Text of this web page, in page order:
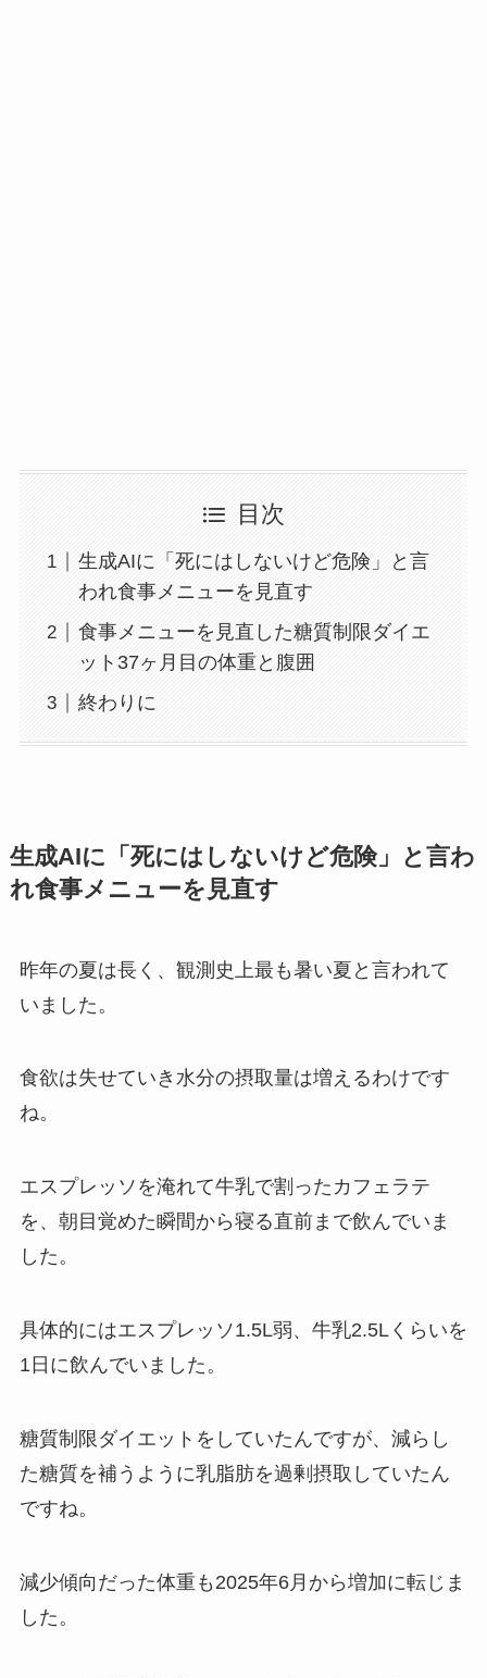
目次
生成AIに「死にはしないけど危険」と言
われ食事メニューを見直す
食事メニューを見直した糖質制限ダイエ
ット37ヶ月目の体重と腹囲
終わりに
生成AIに「死にはしないけど危険」と言わ
れ食事メニューを見直す
昨年の夏は長く、観測史上最も暑い夏と言われて
いました。
食欲は失せていき水分の摂取量は増えるわけです
ね。
エスプレッソを淹れて牛乳で割ったカフェラテ
を、朝目覚めた瞬間から寝る直前まで飲んでいま
した。
具体的にはエスプレッソ1.5L弱、牛乳2.5Lくらいを
1日に飲んでいました。
糖質制限ダイエットをしていたんですが、減らし
た糖質を補うように乳脂肪を過剰摂取していたん
ですね。
減少傾向だった体重も2025年6月から増加に転じま
した。